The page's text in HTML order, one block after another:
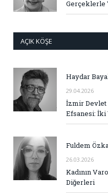
Gerçeklerle
AÇIK KÖŞE
Haydar
29.04.2026
İzmir Devlet
Efsanesi: İki
Fuldem
26.03.2026
Kadının
Diğerleri